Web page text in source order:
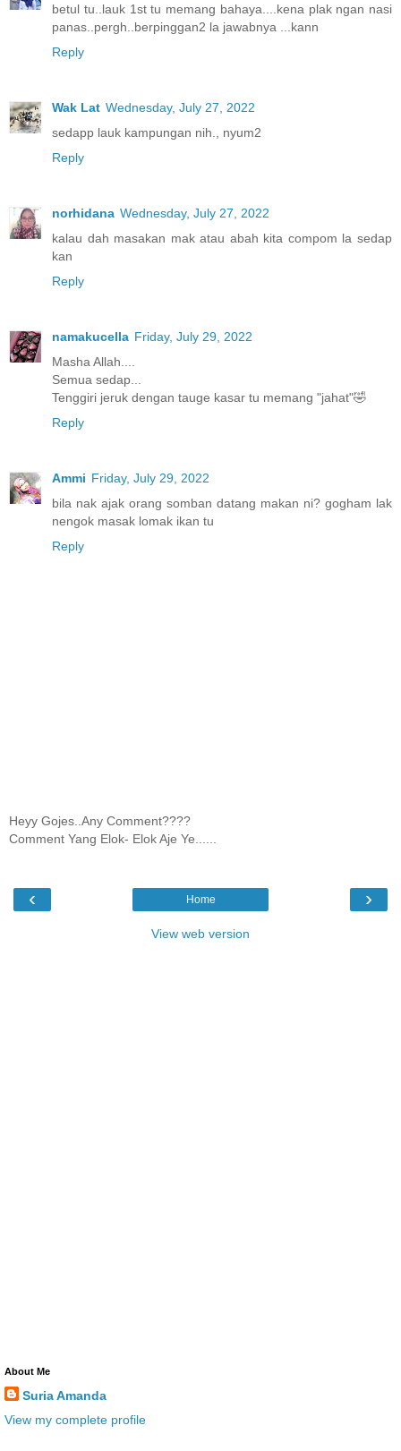
betul tu..lauk 1st tu memang bahaya....kena plak ngan nasi
panas..pergh..berpinggan2 la jawabnya ...kann
Reply
Wak Lat Wednesday, July 27, 2022
sedapp lauk kampungan nih., nyum2
Reply
norhidana Wednesday, July 27, 2022
kalau dah masakan mak atau abah kita compom la sedap
kan
Reply
namakucella Friday, July 29, 2022
Masha Allah....
Semua sedap...
Tenggiri jeruk dengan tauge kasar tu memang "jahat"🤣
Reply
Ammi Friday, July 29, 2022
bila nak ajak orang somban datang makan ni? gogham lak
nengok masak lomak ikan tu
Reply
Heyy Gojes..Any Comment????
Comment Yang Elok- Elok Aje Ye......
‹ ›
Home
View web version
About Me
Suria Amanda
View my complete profile